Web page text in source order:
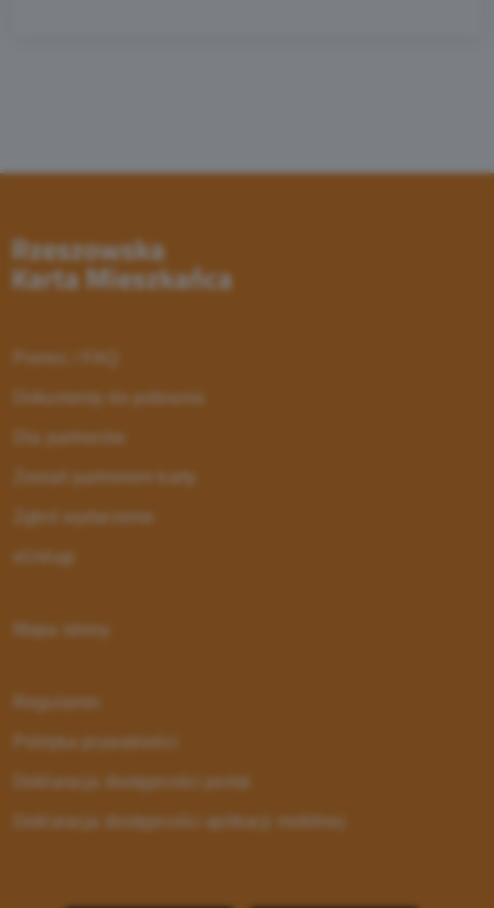
Pomoc / FAQ
Dokumenty do pobrania
Dla partnerów
Zostań partnerem karty
Zgłoś wydarzenie
eUsługi
Mapa strony
Regulamin
Polityka prywatności
Deklaracja dostępności portal
Deklaracja dostępności aplikacji mobilnej